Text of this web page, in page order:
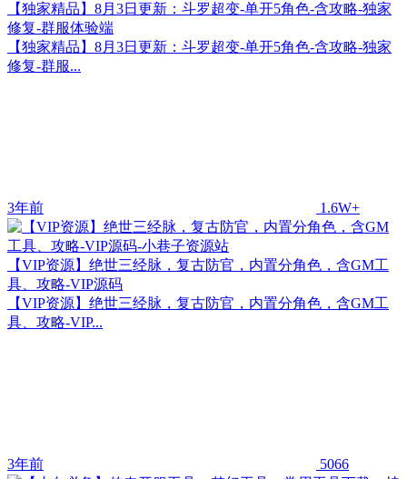
【独家精品】8月3日更新：斗罗超变-单开5角色-含攻略-独家
修复-群服体验端
【独家精品】8月3日更新：斗罗超变-单开5角色-含攻略-独家
修复-群服...
3年前 1.6W+
【VIP资源】绝世三经脉，复古防官，内置分角色，含GM工
具、攻略-VIP源码
【VIP资源】绝世三经脉，复古防官，内置分角色，含GM工
具、攻略-VIP...
3年前 5066